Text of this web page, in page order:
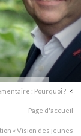
: Pourquoi ?
Page d'accueil
« Vision des jeunes